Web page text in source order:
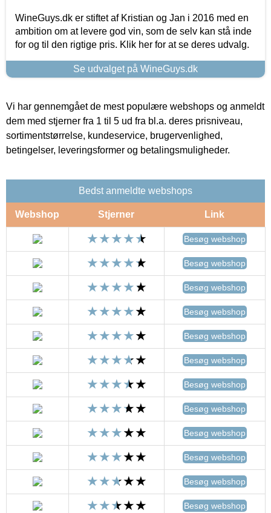
WineGuys.dk er stiftet af Kristian og Jan i 2016 med en
ambition om at levere god vin, som de selv kan stå inde
for og til den rigtige pris. Klik her for at se deres udvalg.
Se udvalget på WineGuys.dk
Vi har gennemgået de mest populære webshops og anmeldt
dem med stjerner fra 1 til 5 ud fra bl.a. deres prisniveau,
sortimentstørrelse, kundeservice, brugervenlighed,
betingelser, leveringsformer og betalingsmuligheder.
Bedst anmeldte webshops
Webshop Stjerner Link
Besøg webshop
Besøg webshop
Besøg webshop
Besøg webshop
Besøg webshop
Besøg webshop
Besøg webshop
Besøg webshop
Besøg webshop
Besøg webshop
Besøg webshop
Besøg webshop